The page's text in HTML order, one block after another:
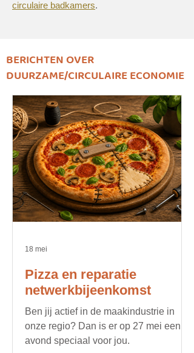
circulaire badkamers.
BERICHTEN OVER
DUURZAME/CIRCULAIRE ECONOMIE
Pizza en reparatie
netwerkbijeenkomst
Ben jij actief in de maakindustrie in
onze regio? Dan is er op 27 mei een
avond speciaal voor jou.
18 mei